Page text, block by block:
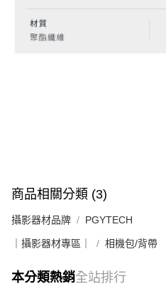
商品相關分類 (3)
攝影器材品牌 PGYTECH
｜攝影器材專區｜ 相機包/背帶
本分類熱銷全站排行